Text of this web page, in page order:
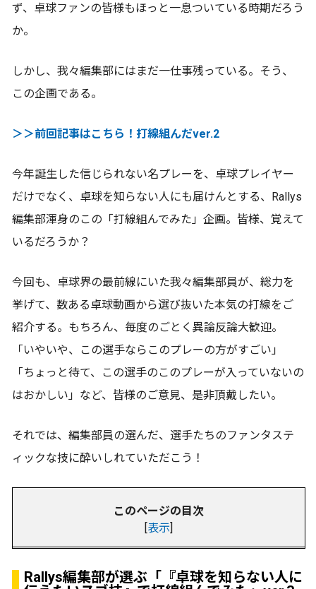
ず、卓球ファンの皆様もほっと一息ついている時期だろう
か。
しかし、我々編集部にはまだ一仕事残っている。そう、
この企画である。
＞＞前回記事はこちら！打線組んだver.2
今年誕生した信じられない名プレーを、卓球プレイヤー
だけでなく、卓球を知らない人にも届けんとする、Rallys
編集部渾身のこの「打線組んでみた」企画。皆様、覚えて
いるだろうか？
今回も、卓球界の最前線にいた我々編集部員が、総力を
挙げて、数ある卓球動画から選び抜いた本気の打線をご
紹介する。もちろん、毎度のごとく異論反論大歓迎。
「いやいや、この選手ならこのプレーの方がすごい」
「ちょっと待て、この選手のこのプレーが入っていないの
はおかしい」など、皆様のご意見、是非頂戴したい。
それでは、編集部員の選んだ、選手たちのファンタステ
ィックな技に酔いしれていただこう！
このページの目次
表示
Rallys編集部が選ぶ「『卓球を知らない人に